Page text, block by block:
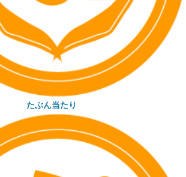
たぶん当たり